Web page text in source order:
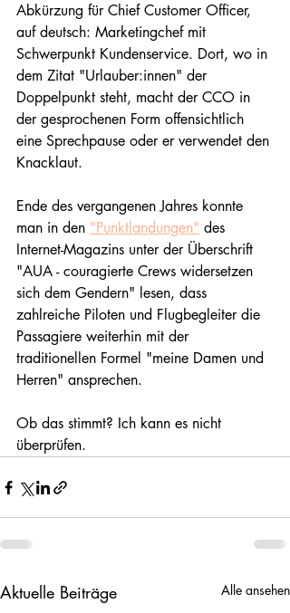
Abkürzung für Chief Customer Officer,
auf deutsch: Marketingchef mit
Schwerpunkt Kundenservice. Dort, wo in
dem Zitat "Urlauber:innen" der
Doppelpunkt steht, macht der CCO in
der gesprochenen Form offensichtlich
eine Sprechpause oder er verwendet den
Knacklaut.
Ende des vergangenen Jahres konnte
man in den "Punktlandungen" des
Internet-Magazins unter der Überschrift
"AUA - couragierte Crews widersetzen
sich dem Gendern" lesen, dass
zahlreiche Piloten und Flugbegleiter die
Passagiere weiterhin mit der
traditionellen Formel "meine Damen und
Herren" ansprechen.
Ob das stimmt? Ich kann es nicht
überprüfen.
Aktuelle Beiträge Alle ansehen